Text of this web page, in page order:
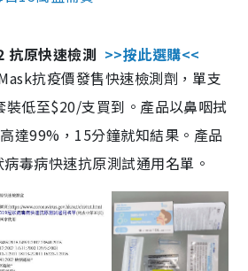
抗原快速檢測 >>按此選購<<
抗疫價發售快速檢測劑，單支
低至$20/支買到。產品以鼻咽拭
達99%，15分鐘就知結果。產品
毒病快速抗原測試通用名單。